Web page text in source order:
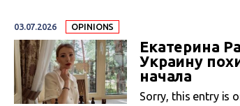
03.07.2026 OPINIONS
Екатерина
Украину
начала
Sorry, this entry is